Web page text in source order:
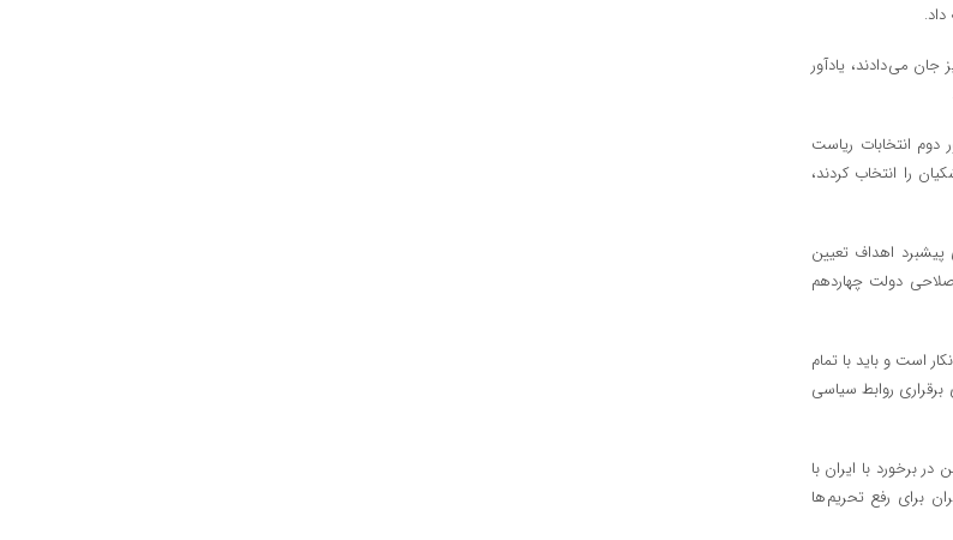
می دادند، یادآور
در مشارکت ۵۰ درصدی مردم در دور دوم انتخابات ریاست
را انتخاب کردند،
اهداف تعیین
دولت چهاردهم
است و باید با تمام
روابط سیاسی
برخورد با ایران با
برای رفع تحریم ها